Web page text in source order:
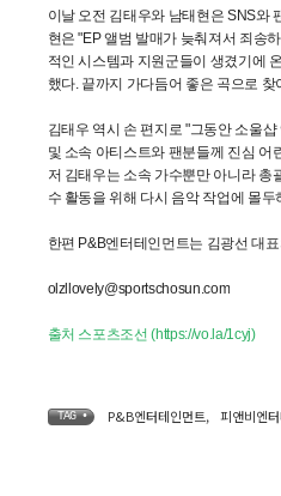
이날 오전 김태우와 남태현은 SNS와
현은 "EP 앨범 발매가 늦춰져서 죄송
적인 시스템과 지원군들이 생겼기에
했다. 끝까지 가다듬어 좋은 곡으로
김태우 역시 손 편지로 "그동안 소울
및 소속 아티스트와 팬분들께 진심
저 김태우는 소속 가수뿐만 아니라
수 활동을 위해 다시 음악 작업에 몰두
한편 P&B엔터테인먼트는 김광선 대
olzllovely@sportschosun.com
출처 스포츠조선 (https://vo.la/1cyj)
TAG • P&B엔터테인먼트, 피앤비엔